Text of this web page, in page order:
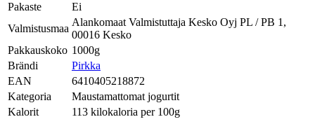
Pakaste
Ei
Valmistusmaa
Alankomaat Valmistuttaja Kesko Oyj PL / PB 1,
00016 Kesko
Pakkauskoko 1000g
Brändi
Pirkka
EAN
6410405218872
Kategoria
Maustamattomat jogurtit
Kalorit
113 kilokaloria per 100g